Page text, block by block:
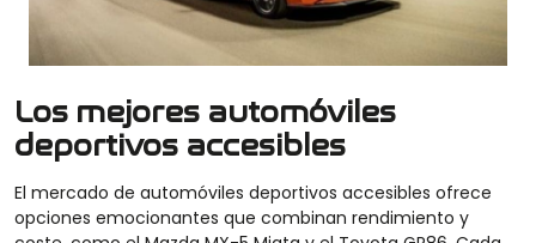
Los mejores automóviles
deportivos accesibles
El mercado de automóviles deportivos accesibles ofrece
opciones emocionantes que combinan rendimiento y